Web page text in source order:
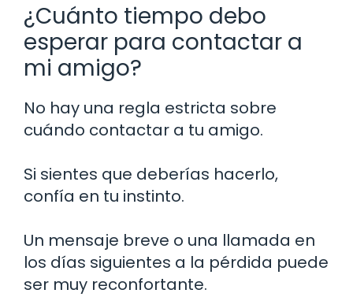
¿Cuánto tiempo debo
esperar para contactar a
mi amigo?
No hay una regla estricta sobre
cuándo contactar a tu amigo.
Si sientes que deberías hacerlo,
confía en tu instinto.
Un mensaje breve o una llamada en
los días siguientes a la pérdida puede
ser muy reconfortante.